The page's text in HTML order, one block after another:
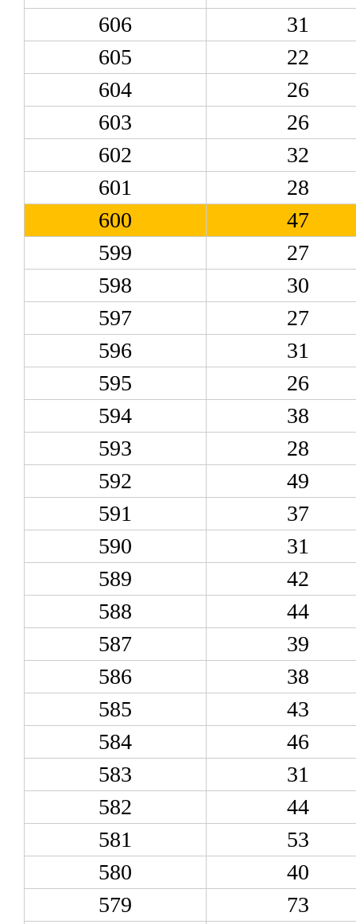
606
31
605
22
604
26
603
26
602
32
601
28
600
47
599
27
598
30
597
27
596
31
595
26
594
38
593
28
592
49
591
37
590
31
589
42
588
44
587
39
586
38
585
43
584
46
583
31
582
44
581
53
580
40
579
73